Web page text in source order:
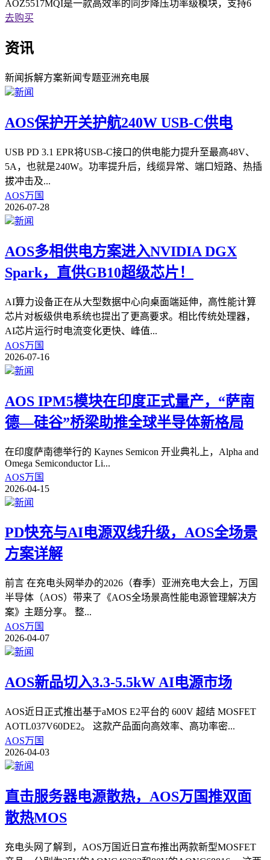
AOZ5517MQI是一款高效率的同步降压功率级模块，支持6
去购买
资讯
新闻拆解方案新闻专题亚洲充电展
新闻
AOS保护开关护航240W USB-C供电
USB PD 3.1 EPR将USB-C接口的供电能力提升至最高48V、
5A，也就是240W。功率提升后，线缆异常、端口短路、热插
拔冲击及...
AOS万国
2026-07-28
新闻
AOS多相供电方案进入NVIDIA DGX
Spark，直供GB10超级芯片！
AI算力设备正在从大型数据中心向桌面端延伸，高性能计算
芯片对板级供电系统也提出了更高要求。相比传统处理器，
AI芯片运行时电流变化更快、峰值...
AOS万国
2026-07-16
新闻
AOS IPM5模块在印度正式量产，“萨南
德—硅谷”桥梁助推全球半导体新格局
在印度萨南德举行的 Kaynes Semicon 开业典礼上，Alpha and
Omega Semiconductor Li...
AOS万国
2026-04-15
新闻
PD快充与AI电源双线升级，AOS全场景
方案详解
前言 在充电头网举办的2026（春季）亚洲充电大会上，万国
半导体（AOS）带来了《AOS全场景高性能电源管理解决方
案》主题分享。 整...
AOS万国
2026-04-07
新闻
AOS新品切入3.3-5.5kW AI电源市场
AOS近日正式推出基于aMOS E2平台的 600V 超结 MOSFET
AOTL037V60DE2。 这款产品面向高效率、高功率密...
AOS万国
2026-04-03
新闻
直击服务器电源散热，AOS万国推双面
散热MOS
充电头网了解到，AOS万国近日宣布推出两款新型MOSFET